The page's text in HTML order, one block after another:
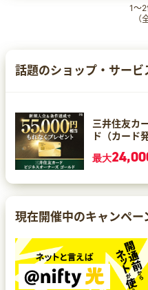
1～2
（
話題のショップ・サービ
三井住友カ
ド（カード
最大
現在開催中のキャンペー